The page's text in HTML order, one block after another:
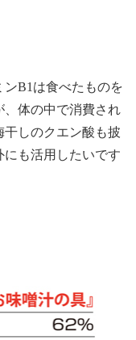
B1は食べたものを
、体の中で消費され
しのクエン酸も披
も活用したいです